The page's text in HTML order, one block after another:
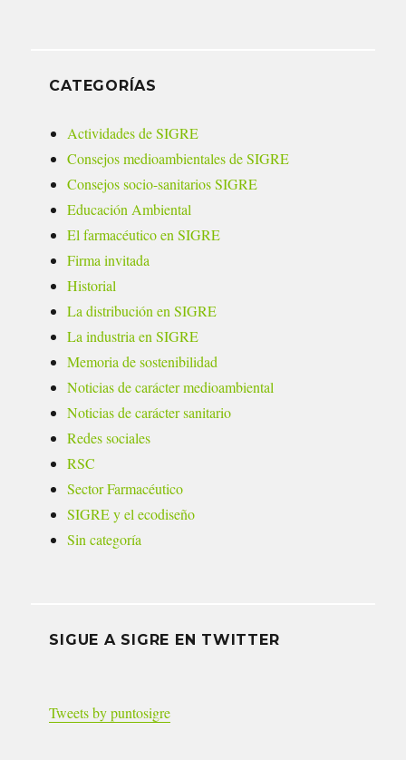
CATEGORÍAS
Actividades de SIGRE
Consejos medioambientales de SIGRE
Consejos socio-sanitarios SIGRE
Educación Ambiental
El farmacéutico en SIGRE
Firma invitada
Historial
La distribución en SIGRE
La industria en SIGRE
Memoria de sostenibilidad
Noticias de carácter medioambiental
Noticias de carácter sanitario
Redes sociales
RSC
Sector Farmacéutico
SIGRE y el ecodiseño
Sin categoría
SIGUE A SIGRE EN TWITTER
Tweets by puntosigre